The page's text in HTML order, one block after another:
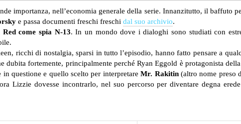
importanza, nell’economia generale della serie. Innanzitutto, il baffuto
e passa documenti freschi freschi dal suo archivio.
come spia N-13. In un mondo dove i dialoghi sono studiati con
ricchi di nostalgia, sparsi in tutto l’episodio, hanno fatto pensare a
dubita fortemente, principalmente perché Ryan Eggold è protagonista
in questione e quello scelto per interpretareMr. Rakitin(altro nome preso
Lizzie dovesse incontrarlo, nel suo percorso per diventare degna